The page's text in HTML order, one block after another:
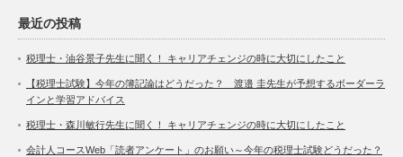
最近の投稿
税理士・油谷景子先生に聞く！ キャリアチェンジの時に大切にしたこと
【税理士試験】今年の簿記論はどうだった？ 渡邉 圭先生が予想するボーダーラ
インと学習アドバイス
税理士・森川敏行先生に聞く！ キャリアチェンジの時に大切にしたこと
会計人コースWeb「読者アンケート」のお願い～今年の税理士試験どうだった？